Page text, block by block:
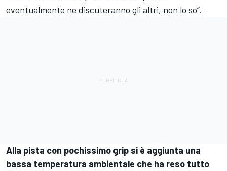
eventualmente ne discuteranno gli altri, non lo so”.
Alla pista con pochissimo grip si è aggiunta una
bassa temperatura ambientale che ha reso tutto